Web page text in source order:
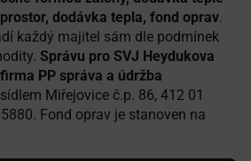
dodávka tepla, fond oprav.
každý majitel sám dle podmínek
Správu pro SVJ Heydukova
PP správa a údržba
Miřejovice č.p. 86, 412 01
Fond oprav je stanoven na